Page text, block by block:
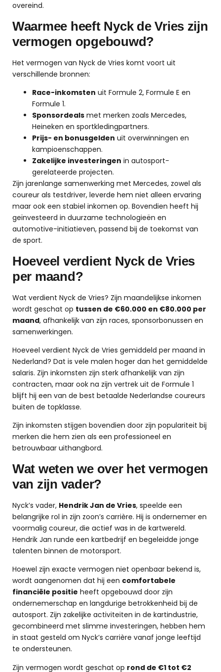
overeind.
Waarmee heeft Nyck de Vries zijn
vermogen opgebouwd?
Het vermogen van Nyck de Vries komt voort uit
verschillende bronnen:
Race-inkomsten uit Formule 2, Formule E en
Formule 1.
Sponsordeals met merken zoals Mercedes,
Heineken en sportkledingpartners.
Prijs- en bonusgelden uit overwinningen en
kampioenschappen.
Zakelijke investeringen in autosport-
gerelateerde projecten.
Zijn jarenlange samenwerking met Mercedes, zowel als
coureur als testdriver, leverde hem niet alleen ervaring
maar ook een stabiel inkomen op. Bovendien heeft hij
geïnvesteerd in duurzame technologieën en
automotive-initiatieven, passend bij de toekomst van
de sport.
Hoeveel verdient Nyck de Vries
per maand?
Wat verdient Nyck de Vries? Zijn maandelijkse inkomen
wordt geschat op tussen de €60.000 en €80.000 per
maand, afhankelijk van zijn races, sponsorbonussen en
samenwerkingen.
Hoeveel verdient Nyck de Vries gemiddeld per maand in
Nederland? Dat is vele malen hoger dan het gemiddelde
salaris. Zijn inkomsten zijn sterk afhankelijk van zijn
contracten, maar ook na zijn vertrek uit de Formule 1
blijft hij een van de best betaalde Nederlandse coureurs
buiten de topklasse.
Zijn inkomsten stijgen bovendien door zijn populariteit bij
merken die hem zien als een professioneel en
betrouwbaar uithangbord.
Wat weten we over het vermogen
van zijn vader?
Nyck’s vader, Hendrik Jan de Vries, speelde een
belangrijke rol in zijn zoon’s carrière. Hij is ondernemer en
voormalig coureur, die actief was in de kartwereld.
Hendrik Jan runde een kartbedrijf en begeleidde jonge
talenten binnen de motorsport.
Hoewel zijn exacte vermogen niet openbaar bekend is,
wordt aangenomen dat hij een comfortabele
financiële positie heeft opgebouwd door zijn
ondernemerschap en langdurige betrokkenheid bij de
autosport. Zijn zakelijke activiteiten in de kartindustrie,
gecombineerd met slimme investeringen, hebben hem
in staat gesteld om Nyck’s carrière vanaf jonge leeftijd
te ondersteunen.
Zijn vermogen wordt geschat op rond de €1 tot €2